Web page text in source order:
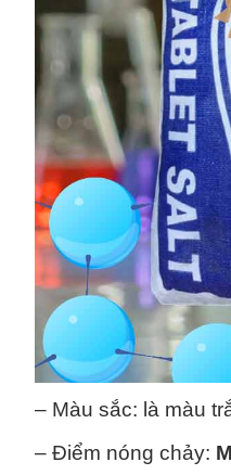
– Màu sắc: là màu
– Điểm nóng chảy: